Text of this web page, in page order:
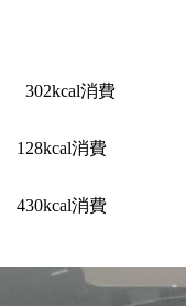
302kcal消費
消費
消費